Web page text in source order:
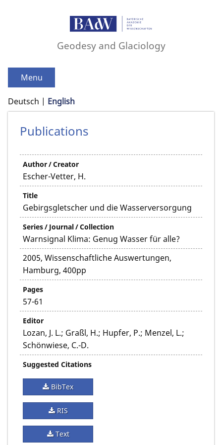
Geodesy and Glaciology
Menu
Deutsch English
Publications
Author / Creator
Escher-Vetter, H.
Title
Gebirgsgletscher und die Wasserversorgung
Series / Journal / Collection
Warnsignal Klima: Genug Wasser für alle?
2005, Wissenschaftliche Auswertungen,
Hamburg, 400pp
Pages
57-61
Editor
Lozan, J. L.; Graßl, H.; Hupfer, P.; Menzel, L.;
Schönwiese, C.-D.
Suggested Citations
BibTex
RIS
Text